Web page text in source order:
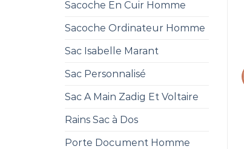
Sacoche En Cuir Homme
Sacoche Ordinateur Homme
Sac Isabelle Marant
Sac Personnalisé
Sac A Main Zadig Et Voltaire
Rains Sac à Dos
Porte Document Homme